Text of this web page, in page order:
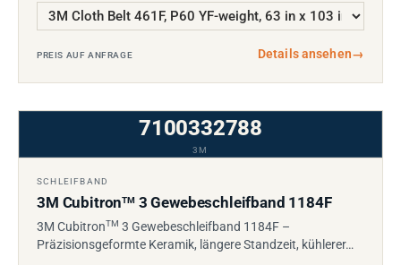
PREIS AUF ANFRAGE Details ansehen→
7100332788
3M
SCHLEIFBAND
3M CubitronTM3 Gewebeschleifband 1184F
3M CubitronTM 3 Gewebeschleifband 1184F –
Präzisionsgeformte Keramik, längere Standzeit, kühlerer…